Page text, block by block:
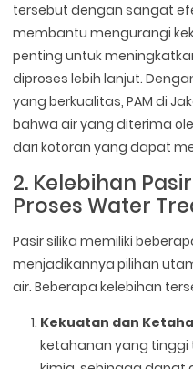
tersebut dengan sangat
membantu mengurangi
penting untuk
diproses lebih lanjut.
yang berkualitas, PAM di
bahwa air yang diterima
dari kotoran yang dapat
2. Kelebihan
Proses Water
Pasir silika memiliki
menjadikannya pilihan
air. Beberapa kelebihan
Kekuatan dan
ketahanan yang tinggi